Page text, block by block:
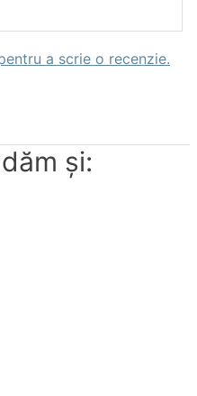
a scrie o recenzie.
și: